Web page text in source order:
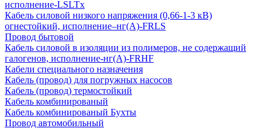
исполнение-LSLTx
Кабель силовой низкого напряжения (0,66-1-3 кВ)
огнестойкий, исполнение–нг(А)-FRLS
Провод бытовой
Кабель силовой в изоляции из полимеров, не содержащий
галогенов, исполнение-нг(А)-FRHF
Кабели специального назначения
Кабель (провод) для погружных насосов
Кабель (провод) термостойкий
Кабель комбинированый
Кабель комбинированый Бухты
Провод автомобильный